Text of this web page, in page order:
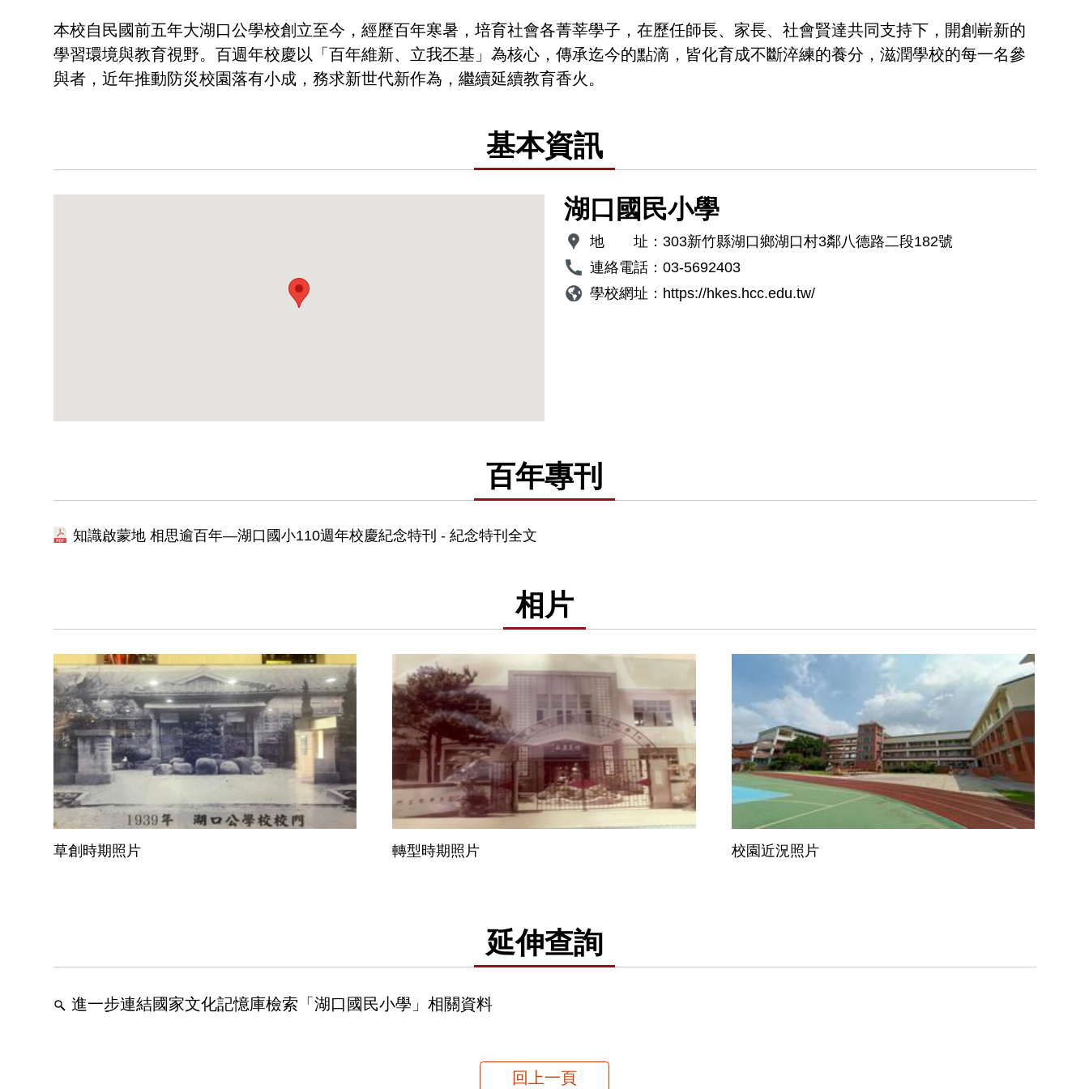
本校自民國前五年大湖口公學校創立至今，經歷百年寒暑，培育社會各菁莘學子，在歷任師長、家長、社會賢達共同支持下，開創嶄新的
學習環境與教育視野。百週年校慶以「百年維新、立我丕基」為核心，傳承迄今的點滴，皆化育成不斷淬練的養分，滋潤學校的每一名參
與者，近年推動防災校園落有小成，務求新世代新作為，繼續延續教育香火。
基本資訊
湖口國民小學
地 址： 303新竹縣湖口鄉湖口村3鄰八德路二段182號
連絡電話： 03-5692403
學校網址： https://hkes.hcc.edu.tw/
百年專刊
知識啟蒙地 相思逾百年—湖口國小110週年校慶紀念特刊 - 紀念特刊全文
相片
草創時期照片 轉型時期照片 校園近況照片
延伸查詢
進一步連結國家文化記憶庫檢索「湖口國民小學」相關資料
回上一頁